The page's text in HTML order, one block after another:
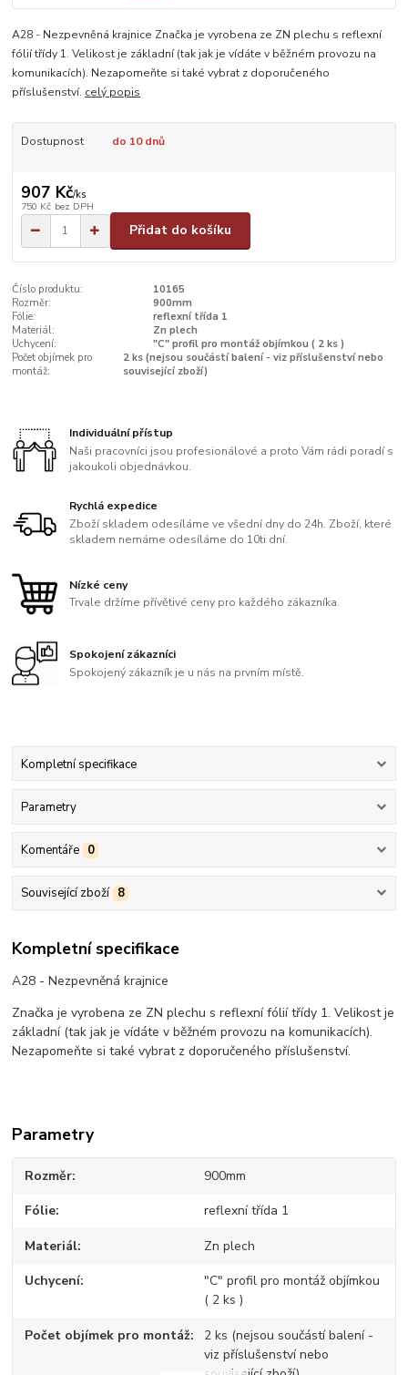
A28 - Nezpevněná krajnice Značka je vyrobena ze ZN plechu s reflexní
fólií třídy 1. Velikost je základní (tak jak je vídáte v běžném provozu na
komunikacích). Nezapomeňte si také vybrat z doporučeného
příslušenství. celý popis
Dostupnost do 10 dnů
907 Kč/ks
750 Kč bez DPH
Přidat do košíku
Číslo produktu:
10165
Rozměr:
900mm
Fólie:
reflexní třída 1
Materiál:
Zn plech
Uchycení:
"C" profil pro montáž objímkou ( 2 ks )
Počet objímek pro
montáž:
2 ks (nejsou součástí balení - viz příslušenství nebo
související zboží)
Individuální přístup
Naši pracovníci jsou profesionálové a proto Vám rádi poradí s
jakoukoli objednávkou.
Rychlá expedice
Zboží skladem odesíláme ve všední dny do 24h. Zboží, které
skladem nemáme odesíláme do 10ti dní.
Nízké ceny
Trvale držíme přívětivé ceny pro každého zákazníka.
Spokojení zákazníci
Spokojený zákazník je u nás na prvním místě.
Kompletní specifikace
Parametry
Komentáře 0
Související zboží 8
Kompletní specifikace
A28 - Nezpevněná krajnice
Značka je vyrobena ze ZN plechu s reflexní fólií třídy 1. Velikost je
základní (tak jak je vídáte v běžném provozu na komunikacích).
Nezapomeňte si také vybrat z doporučeného příslušenství.
Parametry
Rozměr 900mm
Fólie reflexní třída 1
Materiál Zn plech
Uchycení
"C" profil pro montáž objímkou
( 2 ks )
Počet objímek pro montáž
2 ks (nejsou součástí balení -
viz příslušenství nebo